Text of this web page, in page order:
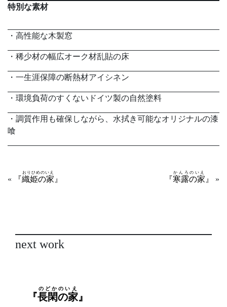
特別な素材
・高性能な木製窓
・稀少材の幅広オーク材乱貼の床
・一生涯保障の断熱材アイシネン
・環境負荷のすくないドイツ製の自然塗料
・調質作用も確保しながら、水拭き可能なオリジナルの漆
喰
« 『織姫の家
おりひめのいえ
』 『寒露の家
かんろのいえ
』 »
next work
『長閑の家
のどかのいえ
』